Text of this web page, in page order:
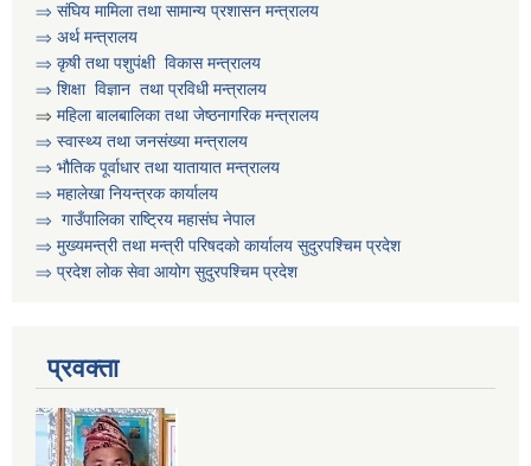
⇒ संघिय मामिला तथा सामान्य प्रशासन मन्त्रालय
⇒ अर्थ मन्त्रालय
⇒ कृषी तथा पशुप‌ंक्षी विकास मन्त्रालय
⇒ शिक्षा विज्ञान तथा प्रविधी मन्त्रालय
⇒ महिला बालबालिका तथा जेष्ठनागरिक मन्त्रालय
⇒ स्वास्थ्य तथा जनसंख्या मन्त्रालय
⇒ भौतिक पूर्वाधार तथा यातायात मन्त्रालय
⇒ महालेखा नियन्त्रक कार्यालय
⇒ गाउँपालिका राष्ट्रिय महासंघ नेपाल
⇒ मुख्यमन्त्री तथा मन्त्री परिषदको कार्यालय सुदुरपश्चिम प्रदेश
⇒ प्रदेश लोक सेवा आयोग सुदुरपश्चिम प्रदेश
प्रवक्ता